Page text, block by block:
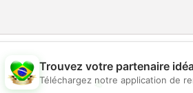
💖
Trouvez votre partenaire
Téléchargez notre application de